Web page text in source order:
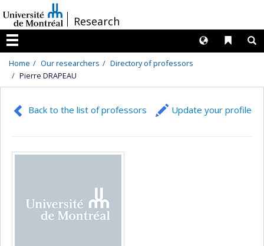
au
contenu
/Research
Menu
Liens
Langues
Home Our researchers
Directory of professors
Pierre DRAPEAU
Back to the list of professors Update your profile